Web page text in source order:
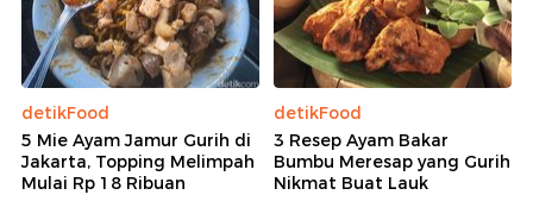
detikFood
5 Mie Ayam Jamur Gurih di
Jakarta, Topping Melimpah
Mulai Rp 18 Ribuan
detikFood
3 Resep Ayam Bakar
Bumbu Meresap yang Gurih
Nikmat Buat Lauk